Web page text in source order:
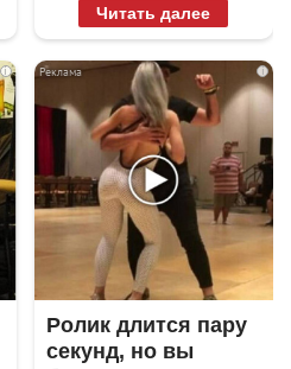
Читать далее
i i
Ролик длится пару
секунд, но вы